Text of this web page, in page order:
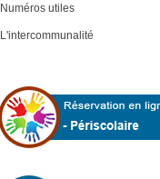
Numéros utiles
L'intercommunalité